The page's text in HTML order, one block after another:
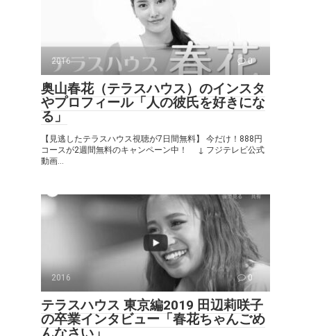
2016 0
奥山春花（テラスハウス）のインスタ
やプロフィール「人の彼氏を好きにな
る」
【見逃したテラスハウス視聴が7日間無料】 今だけ！888円
コースが2週間無料のキャンペーン中！ ↓ フジテレビ公式
動画...
2016 0
テラスハウス 東京編2019 田辺莉咲子
の卒業インタビュー「春花ちゃんごめ
んなさい」